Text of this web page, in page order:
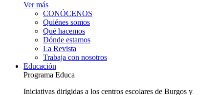
Ver más
CONÓCENOS
Quiénes somos
Qué hacemos
Dónde estamos
La Revista
Trabaja con nosotros
Educación
Programa Educa
Iniciativas dirigidas a los centros escolares de Burgos y